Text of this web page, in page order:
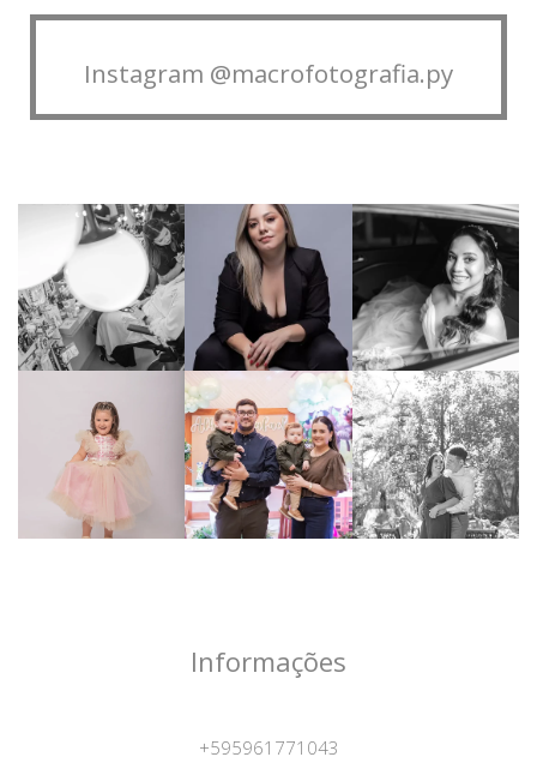
Instagram @macrofotografia.py
Informações
+595961771043